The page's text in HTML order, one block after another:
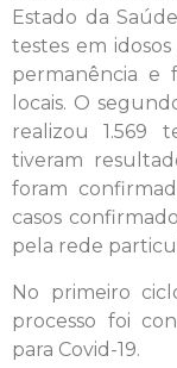
Estado da
testes em
permanência e
locais. O
realizou 1.569
tiveram
foram
casos
pela rede
No primeiro
processo foi
para Covid-19.